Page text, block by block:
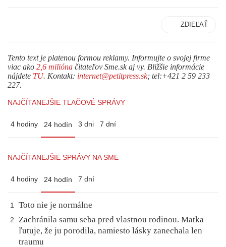
ZDIEĽAŤ
Tento text je platenou formou reklamy. Informujte o svojej firme
viac ako 2,6 milióna čitateľov Sme.sk aj vy. Bližšie informácie
nájdete TU. Kontakt: internet@petitpress.sk; tel:+421 2 59 233
227.
NAJČÍTANEJŠIE TLAČOVÉ SPRÁVY
4 hodiny 24 hodín 3 dni 7 dní
NAJČÍTANEJŠIE SPRÁVY NA SME
4 hodiny 24 hodín 7 dní
1 Toto nie je normálne
2
Zachránila samu seba pred vlastnou rodinou. Matka
ľutuje, že ju porodila, namiesto lásky zanechala len
traumu